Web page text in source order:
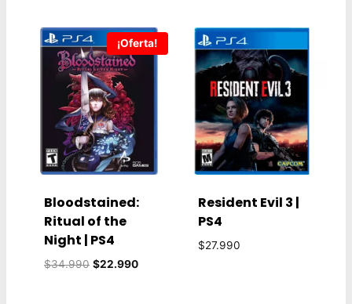
¡Oferta!
Bloodstained:
Ritual of the
Night | PS4
$34.990 El
$22.990El
Resident Evil 3 |
PS4
$27.990